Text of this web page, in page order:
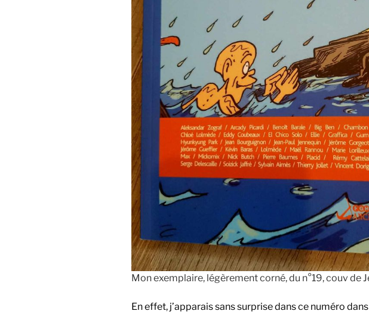
Mon exemplaire, légèrement corné, du n°19, couv de
En effet, j’apparais sans surprise dans ce numéro